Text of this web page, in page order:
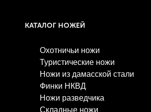
КАТАЛОГ НОЖЕЙ
Охотничьи ножи
Туристические ножи
Ножи из дамасской стали
Финки НКВД
Ножи разведчика
Складные ножи